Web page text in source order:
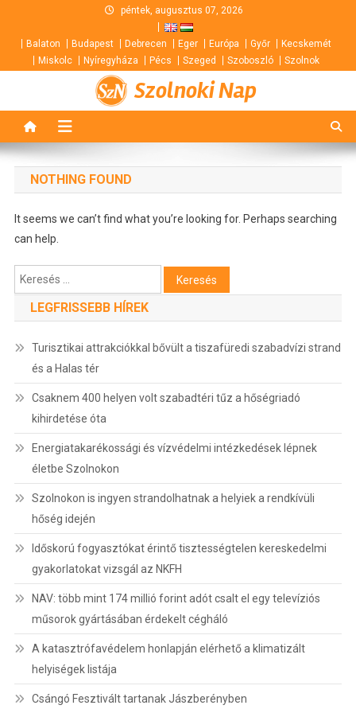
content
péntek, augusztus 07, 2026
Balaton Budapest Debrecen Eger Európa Győr
Kecskemét
Miskolc
Nyíregyháza Pécs Szeged Szoboszló Szolnok
Szolnoki Nap
NOTHING FOUND
It seems we can’t find what you’re looking for. Perhaps searching
can help.
Keresés:
LEGFRISSEBB HÍREK
Turisztikai attrakciókkal bővült a tiszafüredi szabadvízi strand
és a Halas tér
Csaknem 400 helyen volt szabadtéri tűz a hőségriadó
kihirdetése óta
Energiatakarékossági és vízvédelmi intézkedések lépnek
életbe Szolnokon
Szolnokon is ingyen strandolhatnak a helyiek a rendkívüli
hőség idején
Időskorú fogyasztókat érintő tisztességtelen kereskedelmi
gyakorlatokat vizsgál az NKFH
NAV: több mint 174 millió forint adót csalt el egy televíziós
műsorok gyártásában érdekelt cégháló
A katasztrófavédelem honlapján elérhető a klimatizált
helyiségek listája
Csángó Fesztivált tartanak Jászberényben